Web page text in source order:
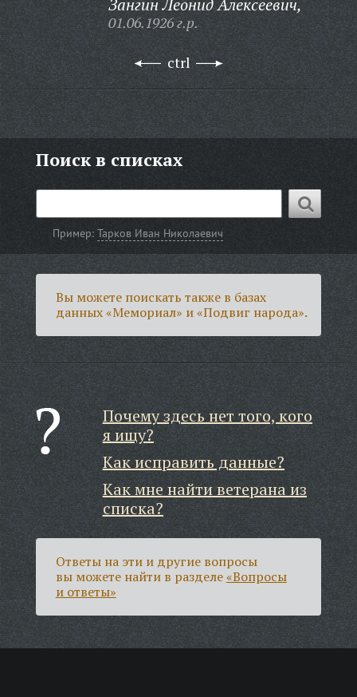
Зангин Леонид Алексеевич,
01.06.1926 г.р.
ctrl
Поиск в списках
Пример:Тарков Иван Николаевич
Вы можете поискать также в базах
данных «Мемориал» и «Подвиг народа».
Почему здесь нет того, кого
я ищу?
Как исправить данные?
Как мне найти ветерана из
списка?
Ответы на эти и другие вопросы
вы можете найти в разделе«Вопросы
и ответы»